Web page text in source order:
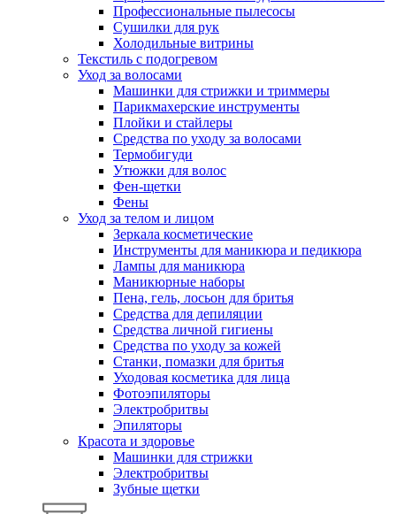
Профессиональные пылесосы
Сушилки для рук
Холодильные витрины
Текстиль с подогревом
Уход за волосами
Машинки для стрижки и триммеры
Парикмахерские инструменты
Плойки и стайлеры
Средства по уходу за волосами
Термобигуди
Утюжки для волос
Фен-щетки
Фены
Уход за телом и лицом
Зеркала косметические
Инструменты для маникюра и педикюра
Лампы для маникюра
Маникюрные наборы
Пена, гель, лосьон для бритья
Средства для депиляции
Средства личной гигиены
Средства по уходу за кожей
Станки, помазки для бритья
Уходовая косметика для лица
Фотоэпиляторы
Электробритвы
Эпиляторы
Красота и здоровье
Машинки для стрижки
Электробритвы
Зубные щетки